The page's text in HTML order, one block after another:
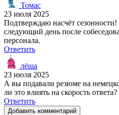
Томас
23 июля 2025
Подтверждаю насчёт
следующий день после
персонала.
Ответить
лёша
23 июля 2025
А вы подавали резюме на
ли это влиять на скорость ответа?
Ответить
Добавить комментарий